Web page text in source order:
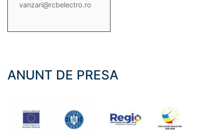
vanzari@rcbelectro.ro
ANUNT DE PRESA